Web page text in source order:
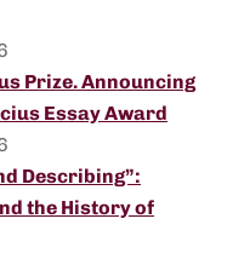
Prize. Announcing
Essay Award
Describing”:
the History of